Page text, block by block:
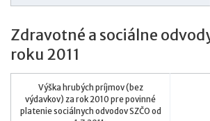
Zdravotné a sociálne
roku 2011
Výška hrubých príjmov (bez
výdavkov) za rok 2010 pre povinné
platenie sociálnych odvodov SZČO od